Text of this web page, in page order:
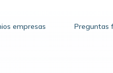
empresas Preguntas